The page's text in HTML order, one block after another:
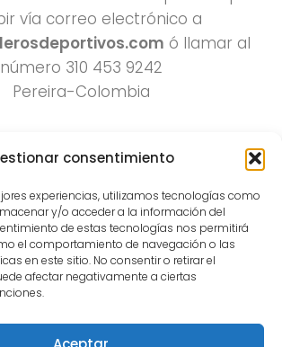
consentimiento
experiencias, utilizamos tecnologías como
y/o acceder a la información del
de estas tecnologías nos permitirá
el comportamiento de navegación o las
en este sitio. No consentir o retirar el
afectar negativamente a ciertas
vía correo electrónico a
ó llamar al
número 310 453 9242
Pereira-Colombia
derechos reservados 2022.
- Diseñado con el